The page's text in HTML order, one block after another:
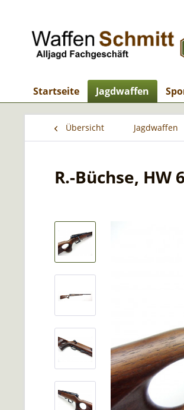
Startseite Jagdwaffen
Übersicht Jagdwaffen
R.-Büchse, HW